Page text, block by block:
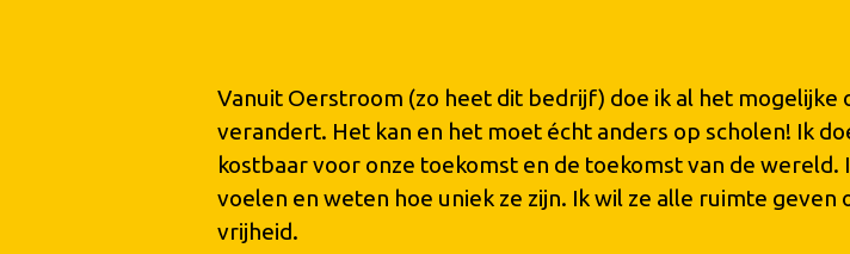
Vanuit Oerstroom (zo heet dit bedrijf) doe ik al het
verandert. Het kan en het moet écht anders op scholen! Ik
kostbaar voor onze toekomst en de toekomst van de
voelen en weten hoe uniek ze zijn. Ik wil ze alle ruimte
vrijheid.